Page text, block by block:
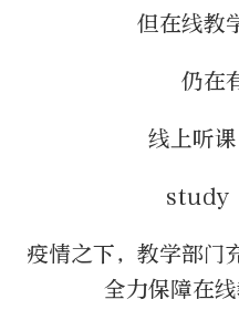
但在线教
仍在
线上听
study
疫情之下，教学部门
全力保障在线